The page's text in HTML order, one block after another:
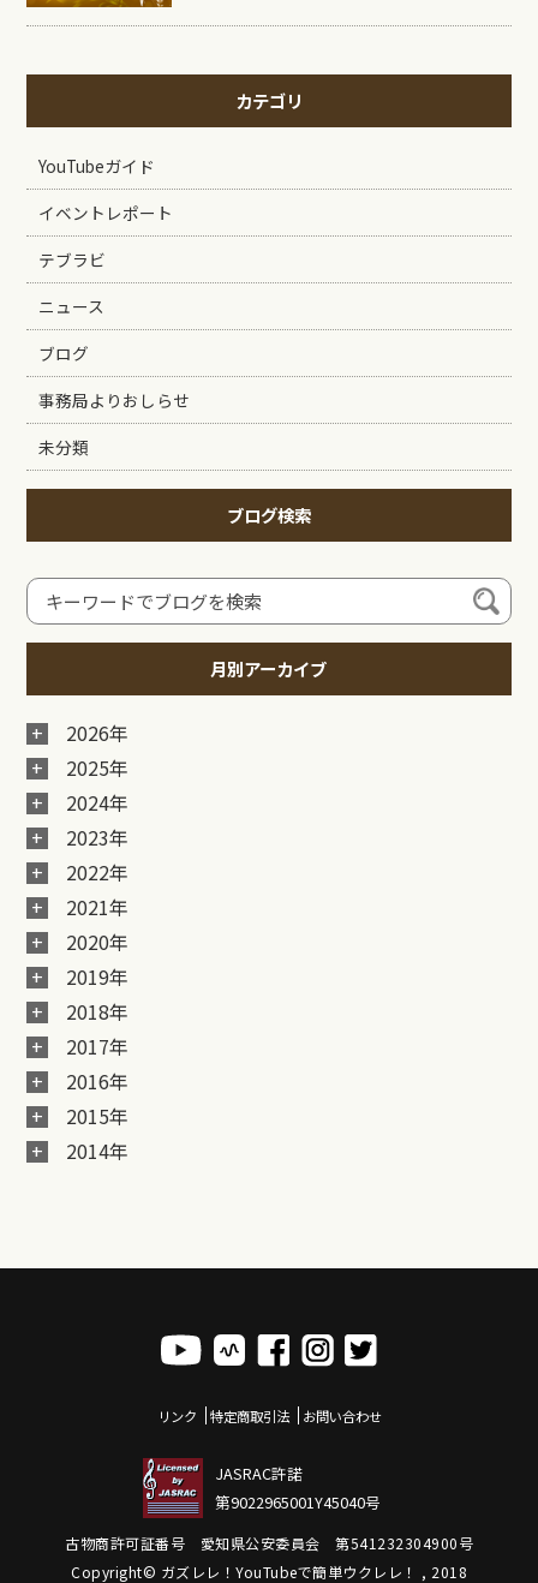
カテゴリ
YouTubeガイド
イベントレポート
テブラビ
ニュース
ブログ
事務局よりおしらせ
未分類
ブログ検索
月別アーカイブ
2026年
2025年
2024年
2023年
2022年
2021年
2020年
2019年
2018年
2017年
2016年
2015年
2014年
リンク 特定商取引法 お問い合わせ
JASRAC許諾
第9022965001Y45040号
古物商許可証番号 愛知県公安委員会 第541232304900号
Copyright© ガズレレ！YouTubeで簡単ウクレレ！ , 2018